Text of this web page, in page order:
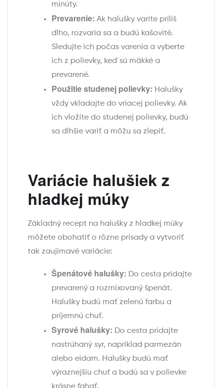
minúty.
Prevarenie: Ak halušky varíte príliš
dlho, rozvaria sa a budú kašovité.
Sledujte ich počas varenia a vyberte
ich z polievky, keď sú mäkké a
prevarené.
Použitie studenej polievky: Halušky
vždy vkladajte do vriacej polievky. Ak
ich vložíte do studenej polievky, budú
sa dlhšie variť a môžu sa zlepiť.
Variácie halušiek z
hladkej múky
Základný recept na halušky z hladkej múky
môžete obohatiť o rôzne prísady a vytvoriť
tak zaujímavé variácie:
Špenátové halušky: Do cesta pridajte
prevarený a rozmixovaný špenát.
Halušky budú mať zelenú farbu a
príjemnú chuť.
Syrové halušky: Do cesta pridajte
nastrúhaný syr, napríklad parmezán
alebo eidam. Halušky budú mať
výraznejšiu chuť a budú sa v polievke
krásne ťahať.